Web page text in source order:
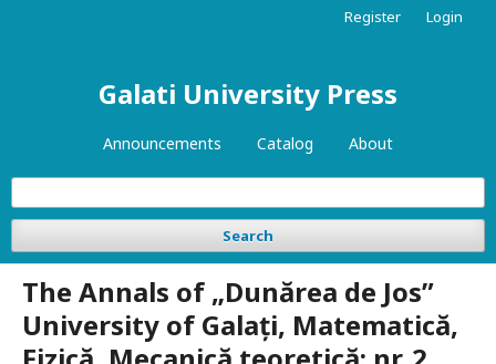
Galati University Press
Announcements Catalog About
Search
Register Login
The Annals of „Dunărea de Jos”
University of Galați, Matematică,